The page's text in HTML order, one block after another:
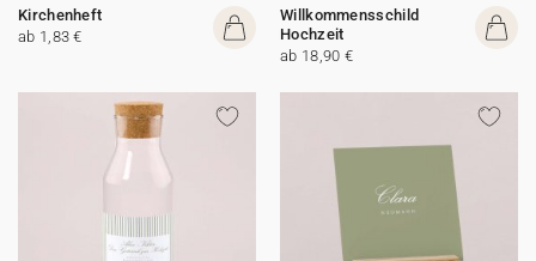
Kirchenheft
ab 1,83 €
Willkommensschild
Hochzeit
ab 18,90 €